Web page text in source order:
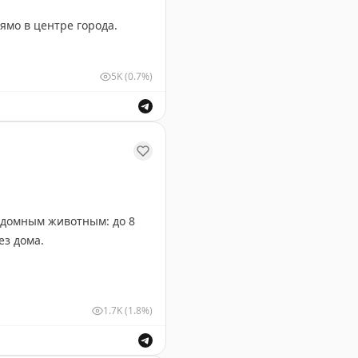
в центре города.
5K(0.7%)
животным: до 8
дома.
ореха пекан.
1.7K(1.8%)